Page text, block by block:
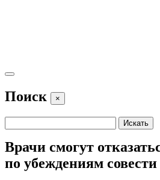
Поиск ×
Врачи смогут
по убеждениям совести